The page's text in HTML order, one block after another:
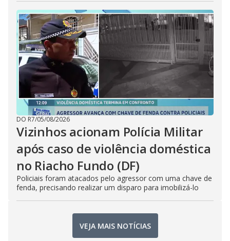
DO R7/05/08/2026
Vizinhos acionam Polícia Militar
após caso de violência doméstica
no Riacho Fundo (DF)
Policiais foram atacados pelo agressor com uma chave de
fenda, precisando realizar um disparo para imobilizá-lo
VEJA MAIS NOTÍCIAS